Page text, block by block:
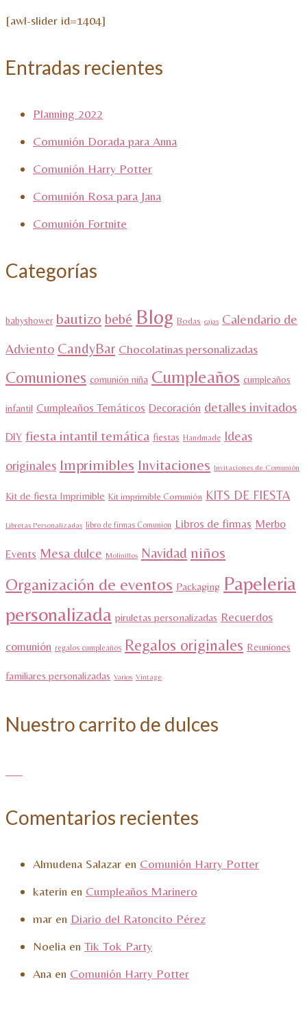
[awl-slider id=1404]
Entradas recientes
Planning 2022
Comunión Dorada para Anna
Comunión Harry Potter
Comunión Rosa para Jana
Comunión Fortnite
Categorías
babyshower bautizo bebé Blog Bodas cajas Calendario de
Adviento CandyBar Chocolatinas personalizadas
Comuniones comunión niña Cumpleaños cumpleaños
infantil Cumpleaños Temáticos Decoración detalles invitados
DIY fiesta intantil temática fiestas Handmade Ideas
originales Imprimibles Invitaciones Invitaciones de Comunión
Kit de fiesta Imprimible Kit imprimible Comunión KITS DE FIESTA
Libretas Personalizadas libro de firmas Comunion Libros de firmas Merbo
Events Mesa dulce Molinillos Navidad niños
Organización de eventos Packaging Papeleria
personalizada piruletas personalizadas Recuerdos
comunión regalos cumpleaños Regalos originales Reuniones
familiares personalizadas Varios Vintage
Nuestro carrito de dulces
Comentarios recientes
Almudena Salazar en Comunión Harry Potter
katerin en Cumpleaños Marinero
mar en Diario del Ratoncito Pérez
Noelia en Tik Tok Party
Ana en Comunión Harry Potter